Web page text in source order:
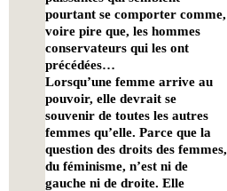
pourtant se comporter comme,
voire pire que, les hommes
conservateurs qui les ont
précédées…
Lorsqu’une femme arrive au
pouvoir, elle devrait se
souvenir de toutes les autres
femmes qu’elle. Parce que la
question des droits des femmes,
du féminisme, n’est ni de
gauche ni de droite. Elle